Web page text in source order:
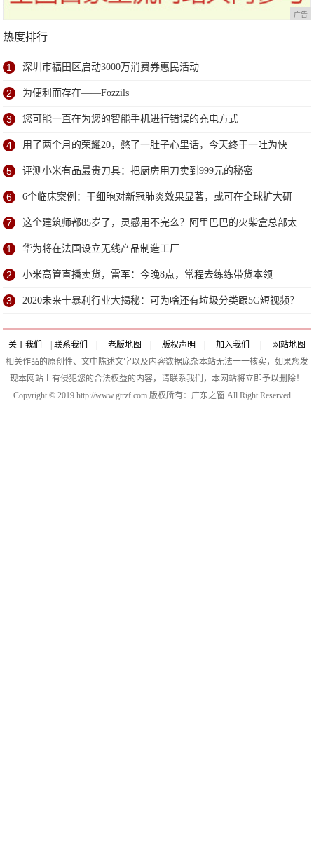
广告
热度排行
1 深圳市福田区启动3000万消费券惠民活动
2 为便利而存在——Fozzils
3 您可能一直在为您的智能手机进行错误的充电方式
4 用了两个月的荣耀20，憋了一肚子心里话，今天终于一吐为快
5 评测小米有品最贵刀具：把厨房用刀卖到999元的秘密
6 6个临床案例：干细胞对新冠肺炎效果显著，或可在全球扩大研
究
7 这个建筑师都85岁了，灵感用不完么？阿里巴巴的火柴盒总部太
赞了
1 华为将在法国设立无线产品制造工厂
2 小米高管直播卖货，雷军：今晚8点，常程去练练带货本领
3 2020未来十暴利行业大揭秘：可为啥还有垃圾分类跟5G短视频？
关于我们 联系我们 老版地图 版权声明 加入我们
网站地图
相关作品的原创性、文中陈述文字以及内容数据庞杂本站无法一一核实，如果您发
现本网站上有侵犯您的合法权益的内容，请联系我们，本网站将立即予以删除！
Copyright © 2019 http://www.gtrzf.com 版权所有：广东之窗 All Right Reserved.